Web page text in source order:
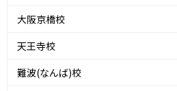
大阪京橋校
天王寺校
難波(なんば)校